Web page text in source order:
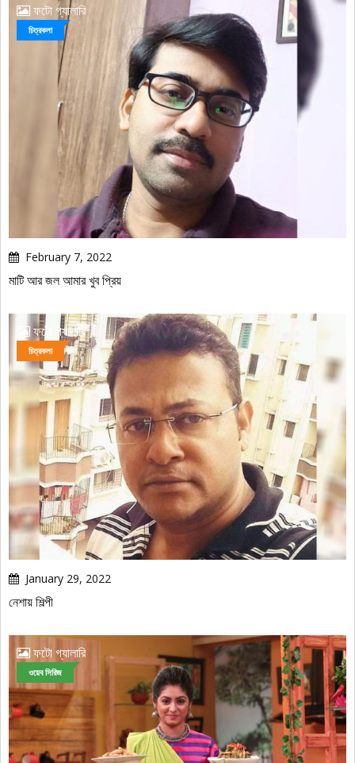
ফটো গ্যালারি
চিত্রকলা
February 7, 2022
মাটি আর জল আমার খুব প্রিয়
ফটো গ্যালারি
চিত্রকলা
January 29, 2022
নেশায় শিল্পী
ফটো গ্যালারি
ওয়েব সিরিজ